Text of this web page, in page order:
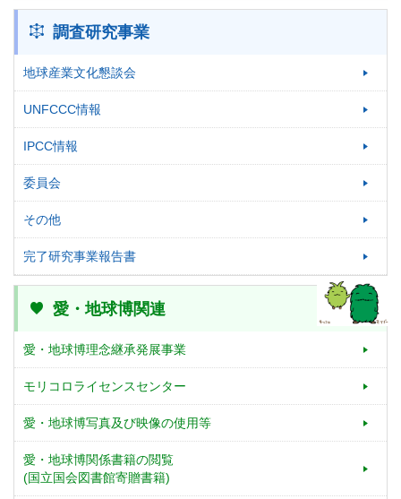
調査研究事業
地球産業文化懇談会
UNFCCC情報
IPCC情報
委員会
その他
完了研究事業報告書
愛・地球博関連
愛・地球博理念継承発展事業
モリコロライセンスセンター
愛・地球博写真及び映像の使用等
愛・地球博関係書籍の閲覧
(国立国会図書館寄贈書籍)